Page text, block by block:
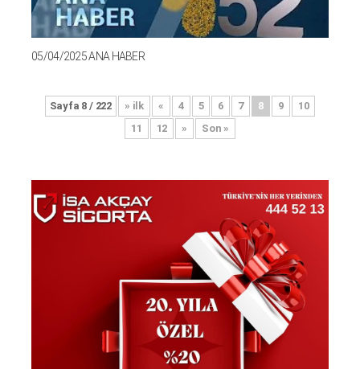
05/04/2025 ANA HABER
Sayfa 8 / 222 » ilk « 4 5 6 7 8 9
10
11
12 » Son »